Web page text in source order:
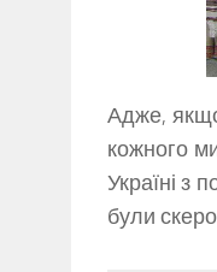
Адже,
кожного
Україні з
були